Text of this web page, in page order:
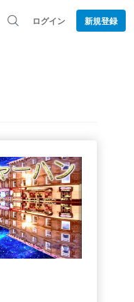
ログイン 新規登録